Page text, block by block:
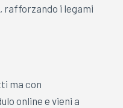
rafforzando i legami
ma con
online e vieni a